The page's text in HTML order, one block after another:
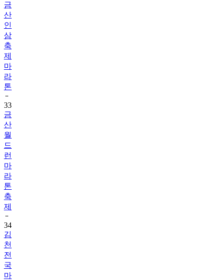
금
산
인
삼
축
제
마
라
톤
33
금
산
월
드
런
마
라
톤
축
제
34
김
천
전
국
마